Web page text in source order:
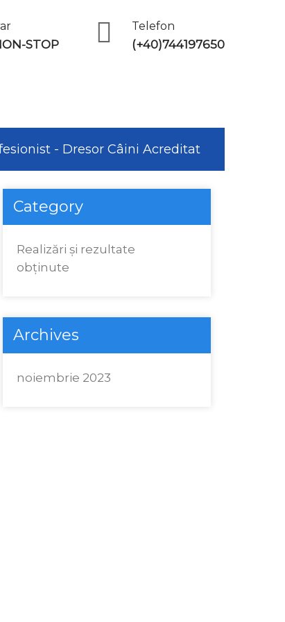
STOP
Telefon
(+40)744197650
- Dresor Câini Acreditat
Category
Realizări şi rezultate
obţinute
Archives
noiembrie 2023